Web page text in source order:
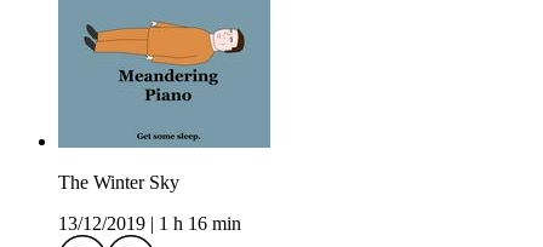
The Winter Sky
13/12/2019
1 h 16 min